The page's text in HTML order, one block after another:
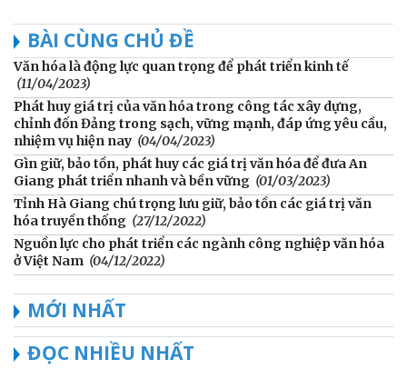
BÀI CÙNG CHỦ ĐỀ
Văn hóa là động lực quan trọng để phát triển kinh tế
(11/04/2023)
Phát huy giá trị của văn hóa trong công tác xây dựng,
chỉnh đốn Đảng trong sạch, vững mạnh, đáp ứng yêu cầu,
nhiệm vụ hiện nay (04/04/2023)
Gìn giữ, bảo tồn, phát huy các giá trị văn hóa để đưa An
Giang phát triển nhanh và bền vững (01/03/2023)
Tỉnh Hà Giang chú trọng lưu giữ, bảo tồn các giá trị văn
hóa truyền thống (27/12/2022)
Nguồn lực cho phát triển các ngành công nghiệp văn hóa
ở Việt Nam (04/12/2022)
MỚI NHẤT
ĐỌC NHIỀU NHẤT